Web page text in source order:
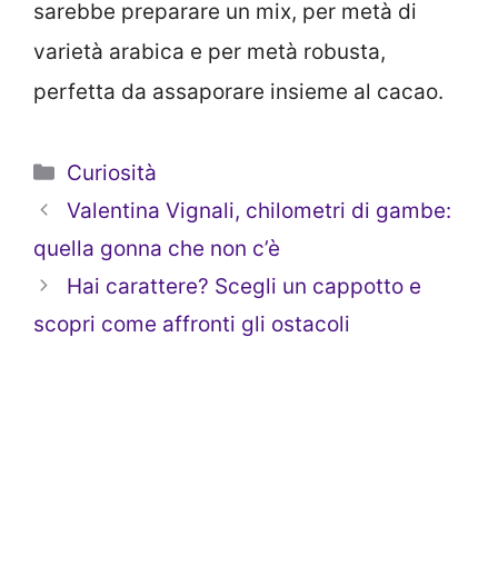
sarebbe preparare un mix, per metà di
varietà arabica e per metà robusta,
perfetta da assaporare insieme al cacao.
Categorie
Curiosità
Valentina Vignali, chilometri di gambe:
quella gonna che non c’è
Hai carattere? Scegli un cappotto e
scopri come affronti gli ostacoli